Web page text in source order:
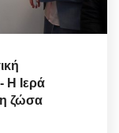
Η Ιερά
η ζώσα